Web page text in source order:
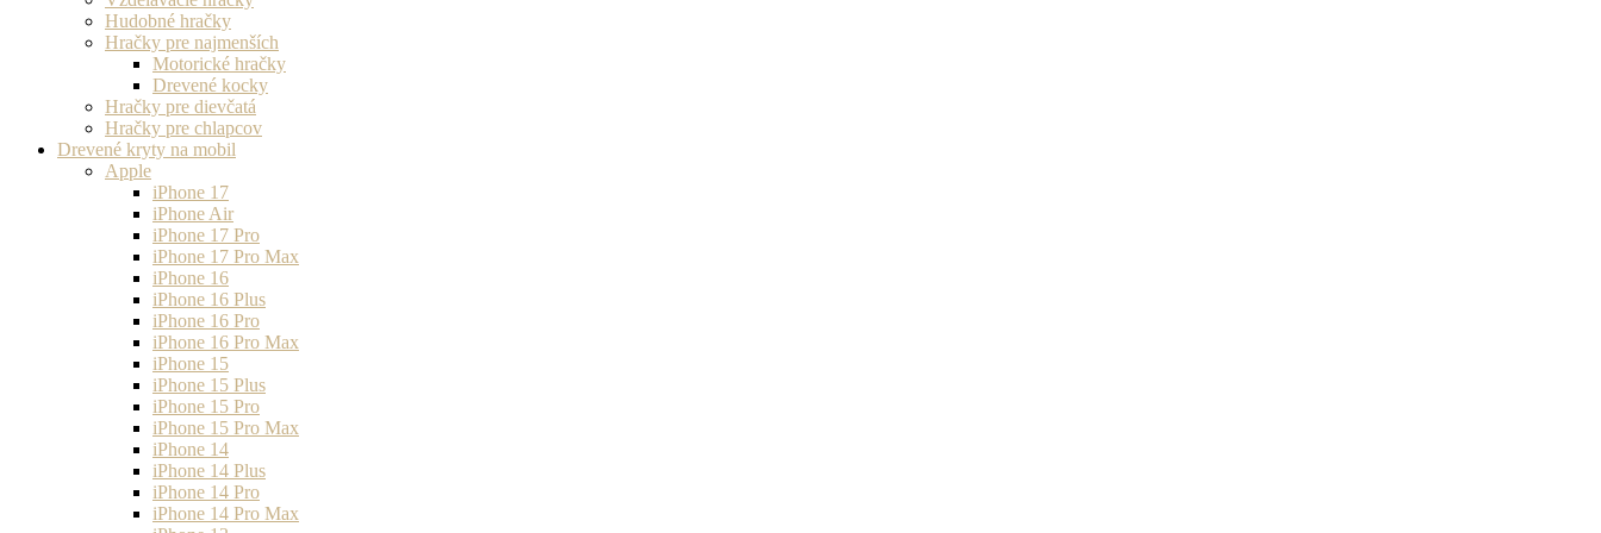
Hudobné hračky
Hračky pre najmenších
Motorické hračky
Drevené kocky
Hračky pre dievčatá
Hračky pre chlapcov
Drevené kryty na mobil
Apple
iPhone 17
iPhone Air
iPhone 17 Pro
iPhone 17 Pro Max
iPhone 16
iPhone 16 Plus
iPhone 16 Pro
iPhone 16 Pro Max
iPhone 15
iPhone 15 Plus
iPhone 15 Pro
iPhone 15 Pro Max
iPhone 14
iPhone 14 Plus
iPhone 14 Pro
iPhone 14 Pro Max